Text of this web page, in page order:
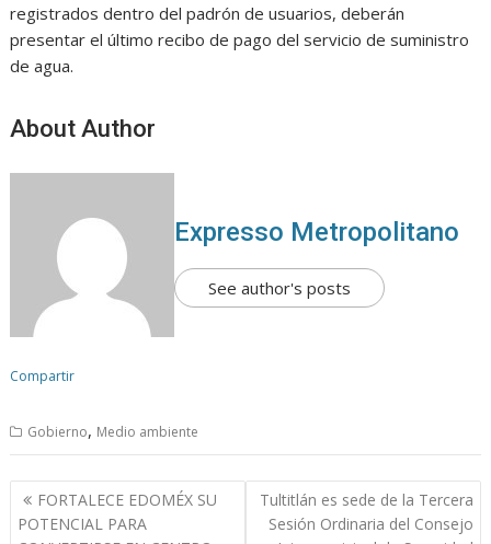
registrados dentro del padrón de usuarios, deberán
presentar el último recibo de pago del servicio de suministro
de agua.
About Author
Expresso Metropolitano
See author's posts
Compartir
Gobierno, Medio ambiente
N
a
FORTALECE EDOMÉX SU
POTENCIAL PARA
Tultitlán es sede de la Tercera
Sesión Ordinaria del Consejo